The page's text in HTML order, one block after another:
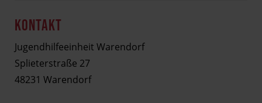
KONTAKT
Jugendhilfeeinheit Warendorf
Splieterstraße 27
48231 Warendorf